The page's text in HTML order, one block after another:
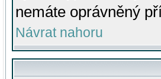
nemáte oprávněný
Návrat nahoru